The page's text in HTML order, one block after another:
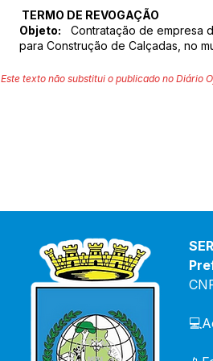
TERMO DE REVOGAÇÃO
Objeto: Contratação de empresa
para Construção de Calçadas, no
Este texto não substitui o publicado no Diário